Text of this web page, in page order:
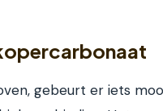
gebeurt er iets